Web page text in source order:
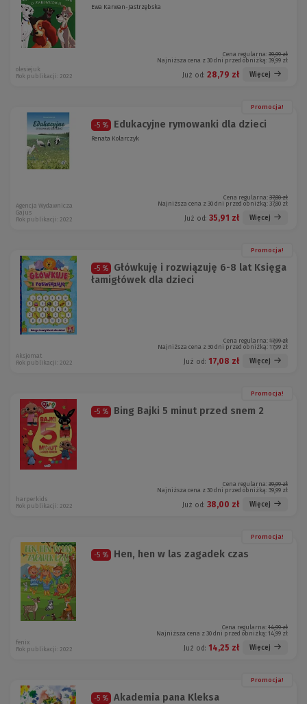
Ewa Karwan-Jastrzębska
Cena regularna: 39,99 zł
Najniższa cena z 30 dni przed obniżką: 39,99 zł
Już od: 28,79 zł Więcej
olesiejuk
Rok publikacji: 2022
Promocja!
-5 % Edukacyjne rymowanki dla dzieci
Renata Kolarczyk
Cena regularna: 37,80 zł
Najniższa cena z 30 dni przed obniżką: 37,80 zł
Już od: 35,91 zł Więcej
Agencja Wydawnicza
Gajus
Rok publikacji: 2022
Promocja!
-5 %
Główkuję i rozwiązuję 6-8 lat Księga
łamigłówek dla dzieci
Cena regularna: 17,99 zł
Najniższa cena z 30 dni przed obniżką: 17,99 zł
Już od: 17,08 zł Więcej
Aksjomat
Rok publikacji: 2022
Promocja!
-5 % Bing Bajki 5 minut przed snem 2
Cena regularna: 39,99 zł
Najniższa cena z 30 dni przed obniżką: 39,99 zł
Już od: 38,00 zł Więcej
harperkids
Rok publikacji: 2022
Promocja!
-5 % Hen, hen w las zagadek czas
Cena regularna: 14,99 zł
Najniższa cena z 30 dni przed obniżką: 14,99 zł
Już od: 14,25 zł Więcej
fenix
Rok publikacji: 2022
Promocja!
-5 % Akademia pana Kleksa